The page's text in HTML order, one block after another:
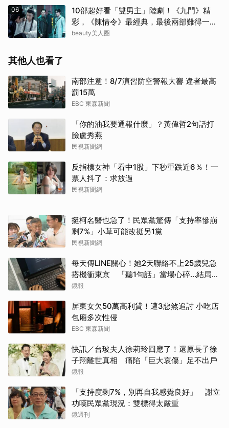
06
10部超好看「雙男主」陸劇！《九門》精
彩，《陳情令》最經典，最後兩部難得一面
倒好評
beauty美人圈
其他人也看了
南部注意！8/7演習防空警報大響 違者最高
罰15萬
EBC 東森新聞
「你的油我要通報什麼」？黃偉哲2句話打
臉盧秀燕
民視新聞網
反指標女神「看中1股」下秒重跌近6％！一
票人抖了：求放過
民視新聞網
挺柯名醫也急了！民眾黨驚傳「支持率慘崩
剩7%」小草可能改挺另1黨
民視新聞網
每天傳LINE關心！她2天聯絡不上25歲兒急
搭機衝東京 「聽1句話」當場心碎...結局看
哭網
鏡報
屏東女欠50萬高利貸！遭3惡煞追討 小吃店
包廂多次性侵
EBC 東森新聞
快訊／台玻夫人徐莉玲回應了！還原長子徐
子翔離世真相 痛陷「巨大哀傷」足不出戶
鏡報
「支持度剩7%，別再自我感覺良好」 謝立
功嘆民眾黨現況：雙標得太嚴重
鏡週刊